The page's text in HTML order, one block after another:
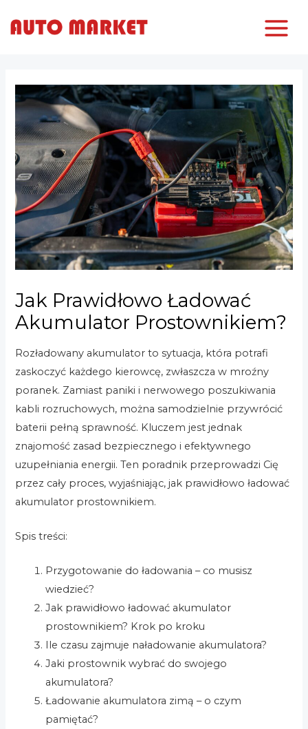
MAIN
Jak Prawidłowo Ładować
Akumulator Prostownikiem?
Rozładowany akumulator to sytuacja, która potrafi
zaskoczyć każdego kierowcę, zwłaszcza w mroźny
poranek. Zamiast paniki i nerwowego poszukiwania
kabli rozruchowych, można samodzielnie przywrócić
baterii pełną sprawność. Kluczem jest jednak
znajomość zasad bezpiecznego i efektywnego
uzupełniania energii. Ten poradnik przeprowadzi Cię
przez cały proces, wyjaśniając, jak prawidłowo ładować
akumulator prostownikiem.
Spis treści:
Przygotowanie do ładowania – co musisz
wiedzieć?
Jak prawidłowo ładować akumulator
prostownikiem? Krok po kroku
Ile czasu zajmuje naładowanie akumulatora?
Jaki prostownik wybrać do swojego
akumulatora?
Ładowanie akumulatora zimą – o czym
pamiętać?